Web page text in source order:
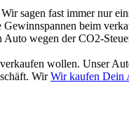
sagen fast immer nur
beim
wegen der CO2-
verkaufen wollen. Unser
WirWir kaufen Dein